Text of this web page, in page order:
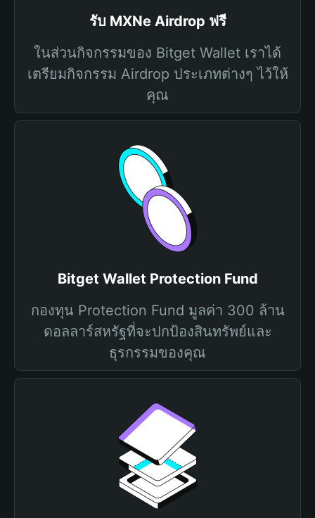
รับ MXNe Airdrop ฟรี
ในส่วนกิจกรรมของ Bitget Wallet เราได้
เตรียมกิจกรรม Airdrop ประเภทต่างๆ ไว้ให้
คุณ
Bitget Wallet Protection Fund
กองทุน Protection Fund มูลค่า 300 ล้าน
ดอลลาร์สหรัฐที่จะปกป้องสินทรัพย์และ
ธุรกรรมของคุณ